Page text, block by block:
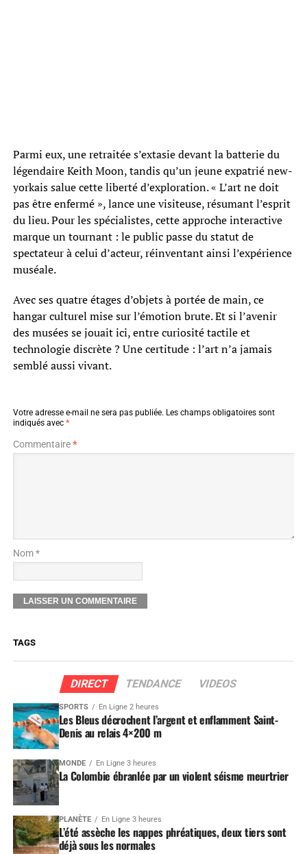
Parmi eux, une retraitée s’extasie devant la batterie du
légendaire Keith Moon, tandis qu’un jeune expatrié new-
yorkais salue cette liberté d’exploration. « L’art ne doit
pas être enfermé », lance une visiteuse, résumant l’esprit
du lieu. Pour les spécialistes, cette approche interactive
marque un tournant : le public passe du statut de
spectateur à celui d’acteur, réinventant ainsi l’expérience
muséale.
Avec ses quatre étages d’objets à portée de main, ce
hangar culturel mise sur l’émotion brute. Et si l’avenir
des musées se jouait ici, entre curiosité tactile et
technologie discrète ? Une certitude : l’art n’a jamais
semblé aussi vivant.
Votre adresse e-mail ne sera pas publiée. Les champs obligatoires sont
indiqués avec *
Commentaire*
Nom *
TAGS
DIRECT TENDANCE VIDEOS
SPORTS En Ligne 2 heures
Les Bleus décrochent l’argent et enflamment Saint-
Denis au relais 4×200 m
MONDE En Ligne 3 heures
La Colombie ébranlée par un violent séisme meurtrier
PLANÈTE En Ligne 3 heures
L’été assèche les nappes phréatiques, deux tiers sont
déjà sous les normales